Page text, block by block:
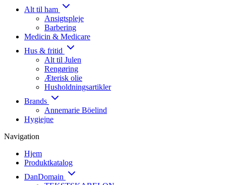
Alt til ham
Ansigtspleje
Barbering
Medicin & Medicare
Hus & fritid
Alt til Julen
Rengøring
Æterisk olie
Husholdningsartikler
Brands
Annemarie Böelind
Hygiejne
Navigation
Hjem
Produktkatalog
DanDomain